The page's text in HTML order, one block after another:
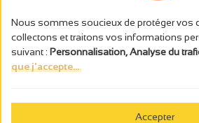
L’abus d’alcool est dangereux pour la
Nous sommes soucieux de protéger vos
collectons et traitons vos informations
suivant : Personnalisation, Analyse du
que j'accepte...
Accepter